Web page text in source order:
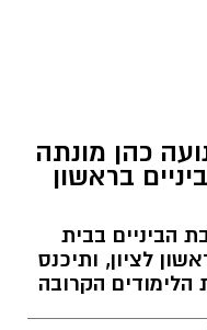
פוסט מיוחד
הן לאלו שמחכים
לחתולי הרחוב
בחתול פצוע
או במצוקה יכולים לפנות למוקד העירוני 106.
כהן מונתה
בראשון
הביניים בבית
לציון, ותיכנס
הקרובה